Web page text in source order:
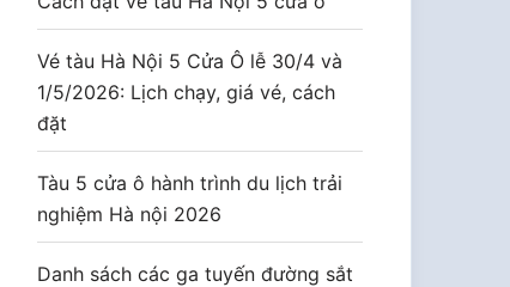
Vé tàu Hà Nội 5 Cửa Ô lễ 30/4 và
1/5/2026: Lịch chạy, giá vé, cách
đặt
Tàu 5 cửa ô hành trình du lịch trải
nghiệm Hà nội 2026
Danh sách các ga tuyến đường sắt